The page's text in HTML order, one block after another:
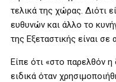
τελικά της χώρας. Διότι
ευθυνών και άλλο το
της Εξεταστικής είναι σε
Είπε ότι «στο παρελθόν η
ειδικά όταν